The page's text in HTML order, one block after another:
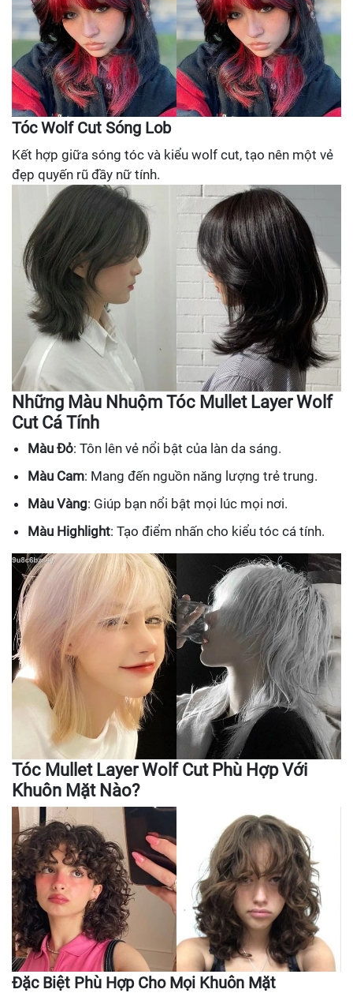
Tóc Wolf Cut Sóng Lob
Kết hợp giữa sóng tóc và kiểu wolf cut, tạo nên một vẻ
đẹp quyến rũ đầy nữ tính.
Những Màu Nhuộm Tóc Mullet Layer Wolf
Cut Cá Tính
Màu Đỏ: Tôn lên vẻ nổi bật của làn da sáng.
Màu Cam: Mang đến nguồn năng lượng trẻ trung.
Màu Vàng: Giúp bạn nổi bật mọi lúc mọi nơi.
Màu Highlight: Tạo điểm nhấn cho kiểu tóc cá tính.
Tóc Mullet Layer Wolf Cut Phù Hợp Với
Khuôn Mặt Nào?
Đặc Biệt Phù Hợp Cho Mọi Khuôn Mặt